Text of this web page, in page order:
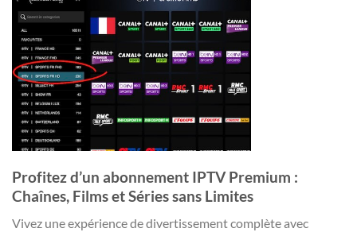
Profitez d’un abonnement IPTV Premium :
Chaînes, Films et Séries sans Limites
Vivez une expérience de divertissement complète avec